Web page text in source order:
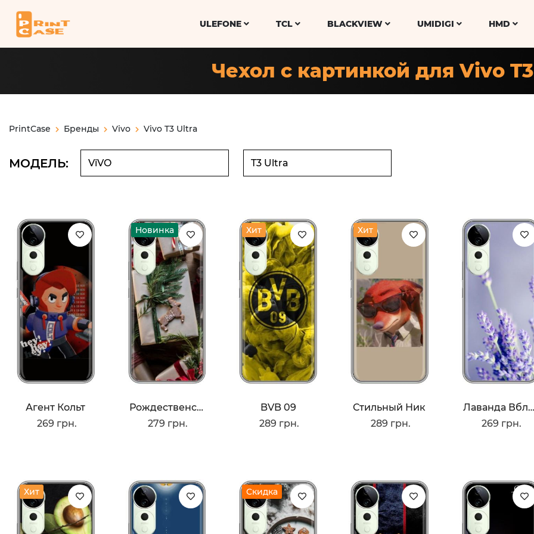
ULEFONE TCL BLACKVIEW UMIDIGI HMD
Чехол с картинкой для Vivo
PrintCase Бренды Vivo Vivo T3 Ultra
МОДЕЛЬ:
Агент Кольт
269 грн.
Новинка
Рождественские Подарки
279 грн.
Хит
BVB 09
289 грн.
Хит
Стильный Ник
289 грн.
Лаванда Вблизи
269 грн.
Хит Скидка